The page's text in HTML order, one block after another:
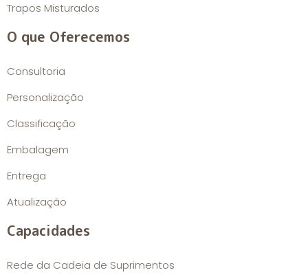
Trapos Misturados
O que Oferecemos
Consultoria
Personalização
Classificação
Embalagem
Entrega
Atualização
Capacidades
Rede da Cadeia de Suprimentos